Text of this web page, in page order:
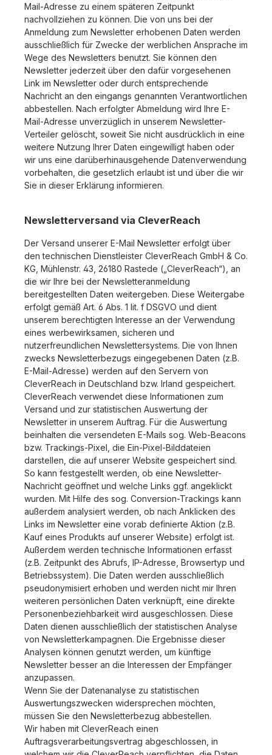
Mail-Adresse zu einem späteren Zeitpunkt
nachvollziehen zu können. Die von uns bei der
Anmeldung zum Newsletter erhobenen Daten werden
ausschließlich für Zwecke der werblichen Ansprache im
Wege des Newsletters benutzt. Sie können den
Newsletter jederzeit über den dafür vorgesehenen
Link im Newsletter oder durch entsprechende
Nachricht an den eingangs genannten Verantwortlichen
abbestellen. Nach erfolgter Abmeldung wird Ihre E-
Mail-Adresse unverzüglich in unserem Newsletter-
Verteiler gelöscht, soweit Sie nicht ausdrücklich in eine
weitere Nutzung Ihrer Daten eingewilligt haben oder
wir uns eine darüberhinausgehende Datenverwendung
vorbehalten, die gesetzlich erlaubt ist und über die wir
Sie in dieser Erklärung informieren.
Newsletterversand via CleverReach
Der Versand unserer E-Mail Newsletter erfolgt über
den technischen Dienstleister CleverReach GmbH & Co.
KG, Mühlenstr. 43, 26180 Rastede („CleverReach“), an
die wir Ihre bei der Newsletteranmeldung
bereitgestellten Daten weitergeben. Diese Weitergabe
erfolgt gemäß Art. 6 Abs. 1 lit. f DSGVO und dient
unserem berechtigten Interesse an der Verwendung
eines werbewirksamen, sicheren und
nutzerfreundlichen Newslettersystems. Die von Ihnen
zwecks Newsletterbezugs eingegebenen Daten (z.B.
E-Mail-Adresse) werden auf den Servern von
CleverReach in Deutschland bzw. Irland gespeichert.
CleverReach verwendet diese Informationen zum
Versand und zur statistischen Auswertung der
Newsletter in unserem Auftrag. Für die Auswertung
beinhalten die versendeten E-Mails sog. Web-Beacons
bzw. Trackings-Pixel, die Ein-Pixel-Bilddateien
darstellen, die auf unserer Website gespeichert sind.
So kann festgestellt werden, ob eine Newsletter-
Nachricht geöffnet und welche Links ggf. angeklickt
wurden. Mit Hilfe des sog. Conversion-Trackings kann
außerdem analysiert werden, ob nach Anklicken des
Links im Newsletter eine vorab definierte Aktion (z.B.
Kauf eines Produkts auf unserer Website) erfolgt ist.
Außerdem werden technische Informationen erfasst
(z.B. Zeitpunkt des Abrufs, IP-Adresse, Browsertyp und
Betriebssystem). Die Daten werden ausschließlich
pseudonymisiert erhoben und werden nicht mir Ihren
weiteren persönlichen Daten verknüpft, eine direkte
Personenbeziehbarkeit wird ausgeschlossen. Diese
Daten dienen ausschließlich der statistischen Analyse
von Newsletterkampagnen. Die Ergebnisse dieser
Analysen können genutzt werden, um künftige
Newsletter besser an die Interessen der Empfänger
anzupassen.
Wenn Sie der Datenanalyse zu statistischen
Auswertungszwecken widersprechen möchten,
müssen Sie den Newsletterbezug abbestellen.
Wir haben mit CleverReach einen
Auftragsverarbeitungsvertrag abgeschlossen, in